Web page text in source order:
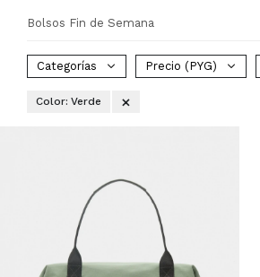
Bolsos Fin de Semana
Categorías Precio (PYG)
Color: Verde